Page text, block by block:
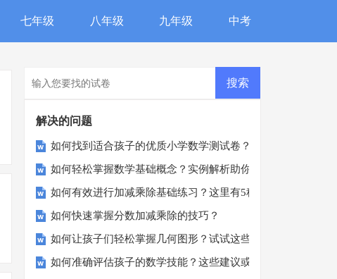
七年级 八年级 九年级 中考
解决的问题
如何找到适合孩子的优质小学数学测试卷？
如何轻松掌握数学基础概念？实例解析助你一臂之力！
如何有效进行加减乘除基础练习？这里有5种高效方法！
如何快速掌握分数加减乘除的技巧？
如何让孩子们轻松掌握几何图形？试试这些有趣的方法！
如何准确评估孩子的数学技能？这些建议或许能帮到您！